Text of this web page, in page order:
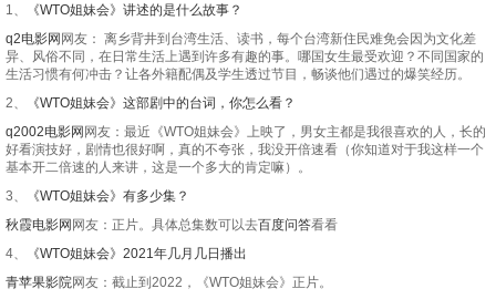
20250604 20250609 20250611 20250616
20250617 20250618 20250619
20250624 20250625 20250630 20250701
20250702 20250703
20250714 20250716 20250721
20250724 20250728 20250729
1、
《WTO姐妹会》讲述的是什么故事？
q2电影网网友： 离乡背井到台湾生活、读书，每个台湾新住民难免会因为文化差
异、风俗不同，在日常生活上遇到许多有趣的事。哪国女生最受欢迎？不同国家的
生活习惯有何冲击？让各外籍配偶及学生透过节目，畅谈他们遇过的爆笑经历。
2、
《WTO姐妹会》这部剧中的台词，你怎么看？
q2002电影网网友：最近《WTO姐妹会》上映了，男女主都是我很喜欢的人，长的
好看演技好，剧情也很好啊，真的不夸张，我没开倍速看（你知道对于我这样一个
基本开二倍速的人来讲，这是一个多大的肯定嘛）。
3、
《WTO姐妹会》有多少集？
秋霞电影网网友：正片。具体总集数可以去百度问答看看
4、
《WTO姐妹会》2021年几月几日播出
青苹果影院网友：截止到2022，《WTO姐妹会》正片。